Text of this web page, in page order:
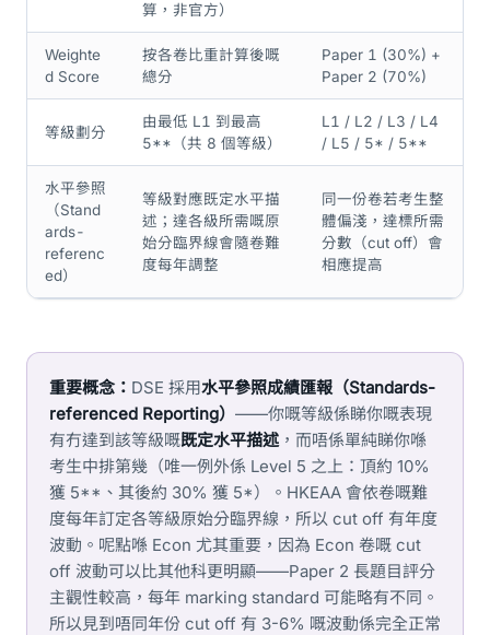
算，非官方）
Weighte
d Score
按各卷比重計算後嘅
總分
Paper 1 (30%) +
Paper 2 (70%)
等級劃分
由最低 L1 到最高
5**（共 8 個等級）
L1 / L2 / L3 / L4
/ L5 / 5* / 5**
水平參照
（Stand
ards-
referenc
ed）
等級對應既定水平描
述；達各級所需嘅原
始分臨界線會隨卷難
度每年調整
同一份卷若考生整
體偏淺，達標所需
分數（cut off）會
相應提高
重要概念： DSE 採用水平參照成績匯報（Standards-
referenced Reporting） ——你嘅等級係睇你嘅表現
有冇達到該等級嘅既定水平描述，而唔係單純睇你喺
考生中排第幾（唯一例外係 Level 5 之上：頂約 10%
獲 5**、其後約 30% 獲 5*）。HKEAA 會依卷嘅難
度每年訂定各等級原始分臨界線，所以 cut off 有年度
波動。呢點喺 Econ 尤其重要，因為 Econ 卷嘅 cut
off 波動可以比其他科更明顯——Paper 2 長題目評分
主觀性較高，每年 marking standard 可能略有不同。
所以見到唔同年份 cut off 有 3-6% 嘅波動係完全正常